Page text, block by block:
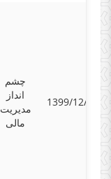
چشم
انداز
مدیریت
مالی
1399/12/30